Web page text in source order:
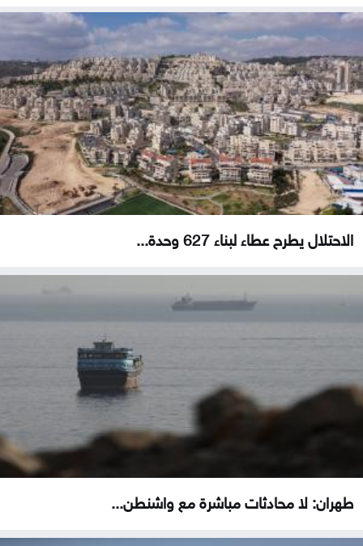
الاحتلال يطرح عطاء لبناء 627 وحدة...
طهران: لا محادثات مباشرة مع واشنطن...